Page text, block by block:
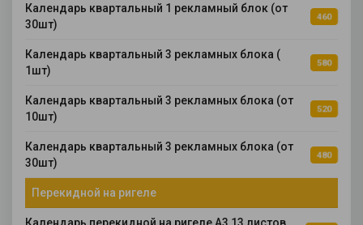
Календарь квартальный 1 рекламный блок (от
30шт)
460
Календарь квартальный 3 рекламных блока (
1шт)
580
Календарь квартальный 3 рекламных блока (от
10шт)
520
Календарь квартальный 3 рекламных блока (от
30шт)
480
Перекидной на ригеле